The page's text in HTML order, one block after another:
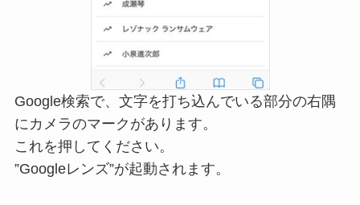
Google検索で、文字を打ち込んでいる部分の右隅
にカメラのマークがあります。
これを押してください。
”Googleレンズ”が起動されます。